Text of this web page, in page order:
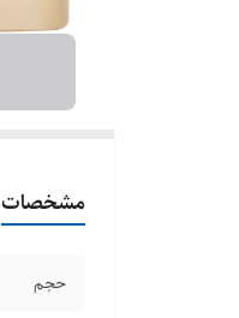
مشخصات
حجم